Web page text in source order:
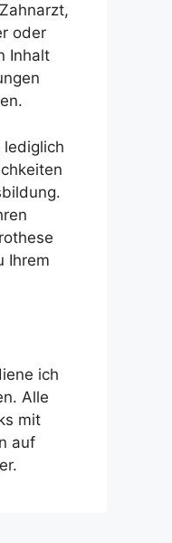
oder
Inhalt
lediglich
Ihrem
ich
Alle
mit
auf